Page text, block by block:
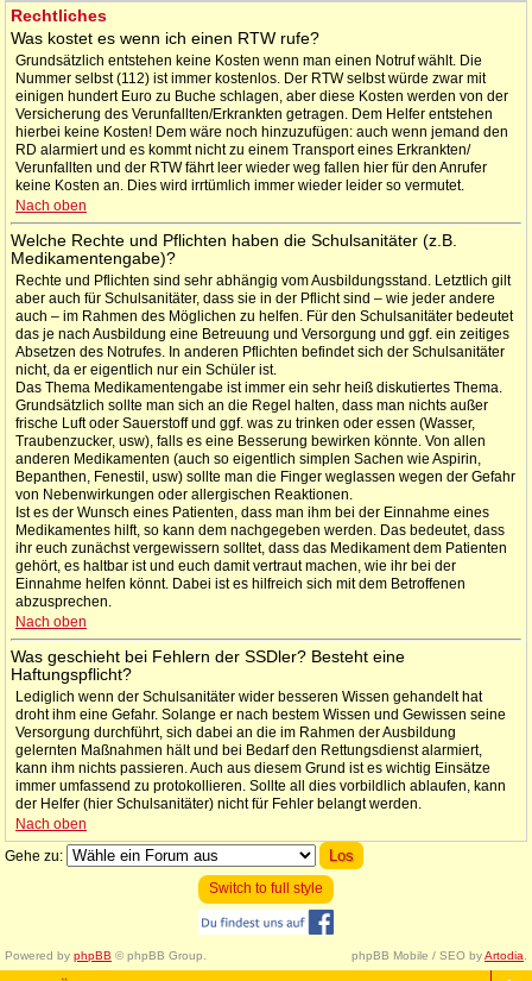
Rechtliches
Was kostet es wenn ich einen RTW rufe?
Grundsätzlich entstehen keine Kosten wenn man einen Notruf wählt. Die
Nummer selbst (112) ist immer kostenlos. Der RTW selbst würde zwar mit
einigen hundert Euro zu Buche schlagen, aber diese Kosten werden von der
Versicherung des Verunfallten/Erkrankten getragen. Dem Helfer entstehen
hierbei keine Kosten! Dem wäre noch hinzuzufügen: auch wenn jemand den
RD alarmiert und es kommt nicht zu einem Transport eines Erkrankten/
Verunfallten und der RTW fährt leer wieder weg fallen hier für den Anrufer
keine Kosten an. Dies wird irrtümlich immer wieder leider so vermutet.
Nach oben
Welche Rechte und Pflichten haben die Schulsanitäter (z.B.
Medikamentengabe)?
Rechte und Pflichten sind sehr abhängig vom Ausbildungsstand. Letztlich gilt
aber auch für Schulsanitäter, dass sie in der Pflicht sind – wie jeder andere
auch – im Rahmen des Möglichen zu helfen. Für den Schulsanitäter bedeutet
das je nach Ausbildung eine Betreuung und Versorgung und ggf. ein zeitiges
Absetzen des Notrufes. In anderen Pflichten befindet sich der Schulsanitäter
nicht, da er eigentlich nur ein Schüler ist.
Das Thema Medikamentengabe ist immer ein sehr heiß diskutiertes Thema.
Grundsätzlich sollte man sich an die Regel halten, dass man nichts außer
frische Luft oder Sauerstoff und ggf. was zu trinken oder essen (Wasser,
Traubenzucker, usw), falls es eine Besserung bewirken könnte. Von allen
anderen Medikamenten (auch so eigentlich simplen Sachen wie Aspirin,
Bepanthen, Fenestil, usw) sollte man die Finger weglassen wegen der Gefahr
von Nebenwirkungen oder allergischen Reaktionen.
Ist es der Wunsch eines Patienten, dass man ihm bei der Einnahme eines
Medikamentes hilft, so kann dem nachgegeben werden. Das bedeutet, dass
ihr euch zunächst vergewissern solltet, dass das Medikament dem Patienten
gehört, es haltbar ist und euch damit vertraut machen, wie ihr bei der
Einnahme helfen könnt. Dabei ist es hilfreich sich mit dem Betroffenen
abzusprechen.
Nach oben
Was geschieht bei Fehlern der SSDler? Besteht eine
Haftungspflicht?
Lediglich wenn der Schulsanitäter wider besseren Wissen gehandelt hat
droht ihm eine Gefahr. Solange er nach bestem Wissen und Gewissen seine
Versorgung durchführt, sich dabei an die im Rahmen der Ausbildung
gelernten Maßnahmen hält und bei Bedarf den Rettungsdienst alarmiert,
kann ihm nichts passieren. Auch aus diesem Grund ist es wichtig Einsätze
immer umfassend zu protokollieren. Sollte all dies vorbildlich ablaufen, kann
der Helfer (hier Schulsanitäter) nicht für Fehler belangt werden.
Nach oben
Gehe zu:
Switch to full style
Powered by phpBB © phpBB Group. phpBB Mobile / SEO byArtodia